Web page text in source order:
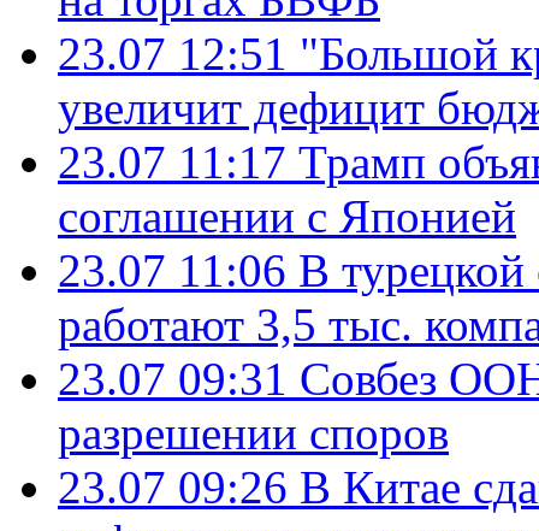
23.07 12:51 "Большой
увеличит дефицит
23.07 11:17 Трамп
соглашении с Японией
23.07 11:06 В
работают 3,5 тыс.
23.07 09:31 Совбез
разрешении споров
23.07 09:26 В Китае